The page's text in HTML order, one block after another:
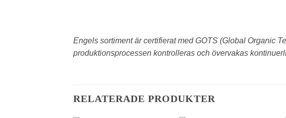
Engels sortiment är certifierat med GOTS (Global Organic
produktionsprocessen kontrolleras och övervakas
RELATERADE PRODUKTER